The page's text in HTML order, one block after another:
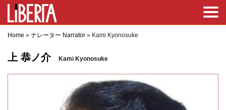
Home » ナレーター Narrator » Kami Kyonosuke
上 恭ノ介 Kami Kyonosuke